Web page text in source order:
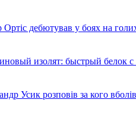
Ортіс дебютував у боях на
изолят: быстрый белок с
Усик розповів за кого